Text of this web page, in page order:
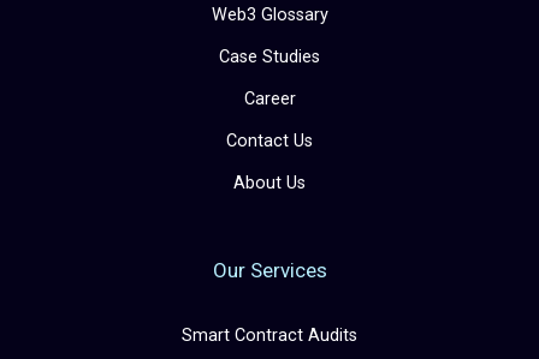
Web3 Glossary
Case Studies
Career
Contact Us
About Us
Our Services
Smart Contract Audits